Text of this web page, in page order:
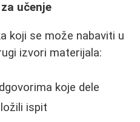
učenje
koji se može nabaviti u
izvori materijala:
koje dele
ispit